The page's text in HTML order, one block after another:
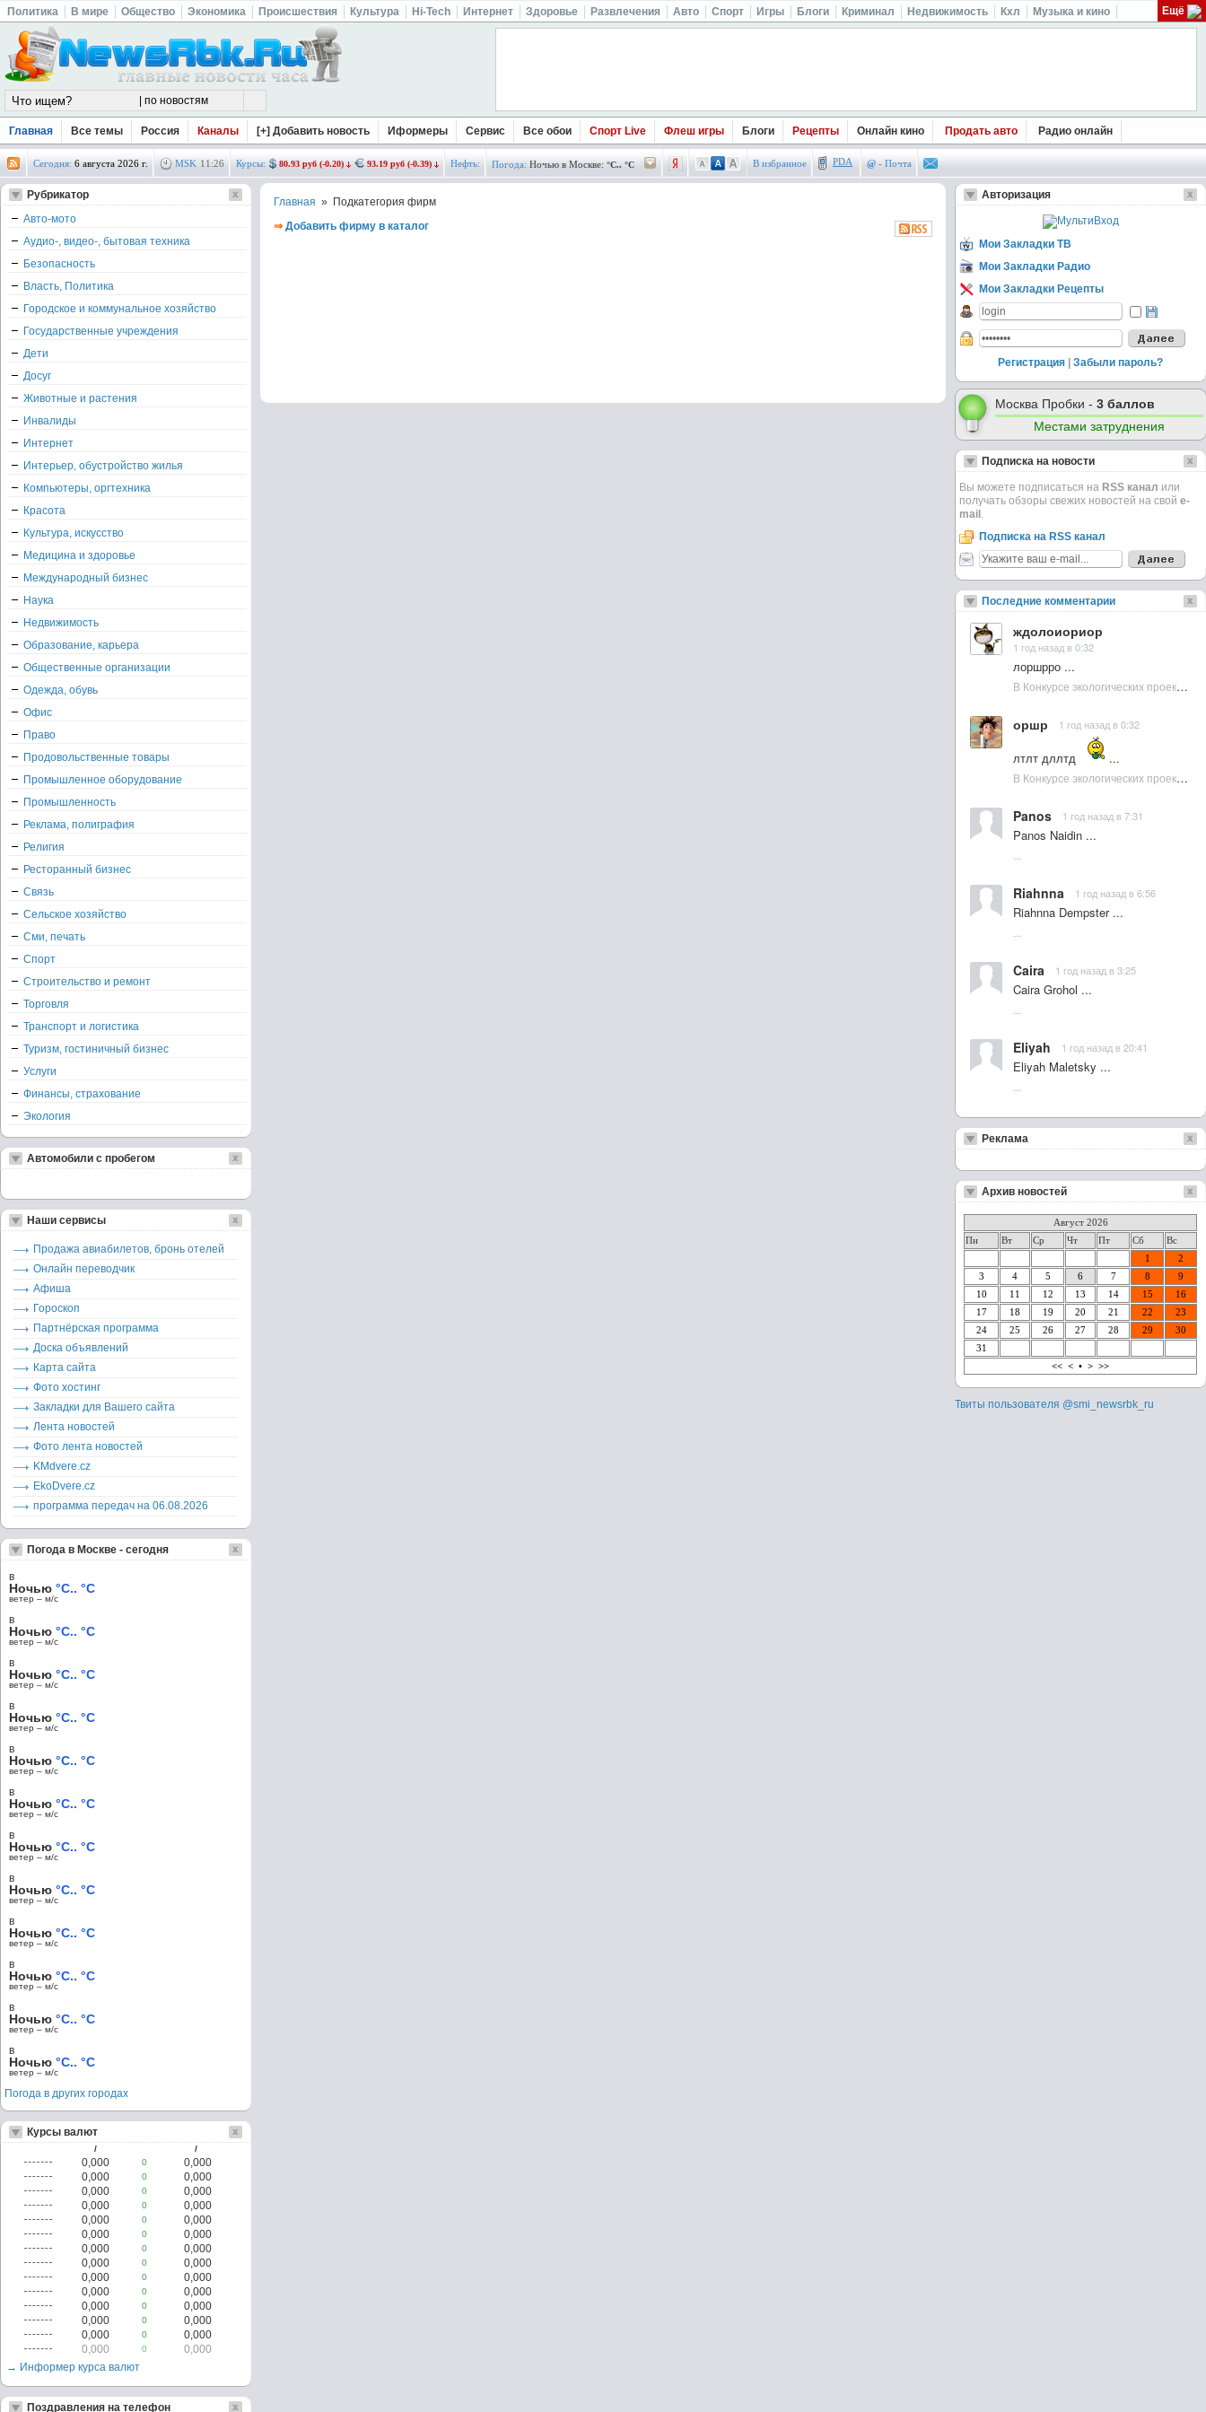
Политика В мире Общество Экономика Происшествия Культура Hi-Tech Интернет Здоровье Развлечения Авто Спорт Игры Блоги Криминал Недвижимость Кхл Музыка и кино Ещё
Главная Все темы Россия Каналы [+] Добавить новость Иформеры Сервис Все обои Спорт Live Флеш игры Блоги Рецепты Онлайн кино Продать авто Радио онлайн
Сегодня: 6 августа 2026 г. MSK 11 :26 Курсы: 80.93 руб (-0.20) 93.19 руб (-0.39) Нефть: Погода: Ночью в Москве: °C.. °C В избранное PDA @ - Почта
Главная » Подкатегория фирм
⇒ Добавить фирму в каталог
Рубрикатор
Авто-мото
Аудио-, видео-, бытовая техника
Безопасность
Власть, Политика
Городское и коммунальное хозяйство
Государственные учреждения
Дети
Досуг
Животные и растения
Инвалиды
Интернет
Интерьер, обустройство жилья
Компьютеры, оргтехника
Красота
Культура, искусство
Медицина и здоровье
Международный бизнес
Наука
Недвижимость
Образование, карьера
Общественные организации
Одежда, обувь
Офис
Право
Продовольственные товары
Промышленное оборудование
Промышленность
Реклама, полиграфия
Религия
Ресторанный бизнес
Связь
Сельское хозяйство
Сми, печать
Спорт
Строительство и ремонт
Торговля
Транспорт и логистика
Туризм, гостиничный бизнес
Услуги
Финансы, страхование
Экология
Автомобили с пробегом
Наши сервисы
Продажа авиабилетов, бронь отелей
Онлайн переводчик
Афиша
Гороскоп
Партнёрская программа
Доска объявлений
Карта сайта
Фото хостинг
Закладки для Вашего сайта
Лента новостей
Фото лента новостей
KMdvere.cz
EkoDvere.cz
программа передач на 06.08.2026
Погода в Москве - сегодня
в
Ночью °C.. °C
ветер – м/c
в
Ночью °C.. °C
ветер – м/c
в
Ночью °C.. °C
ветер – м/c
в
Ночью °C.. °C
ветер – м/c
в
Ночью °C.. °C
ветер – м/c
в
Ночью °C.. °C
ветер – м/c
в
Ночью °C.. °C
ветер – м/c
в
Ночью °C.. °C
ветер – м/c
в
Ночью °C.. °C
ветер – м/c
в
Ночью °C.. °C
ветер – м/c
в
Ночью °C.. °C
ветер – м/c
в
Ночью °C.. °C
ветер – м/c
Погода в других городах
Курсы валют
/ /
0,000 0
0,000
0,000
0
0,000
0,000
0
0,000
0,000
0
0,000
0,000
0
0,000
0,000
0
0,000
0,000
0
0,000
0,000
0
0,000
0,000
0
0,000
0,000
0
0,000
0,000
0
0,000
0,000
0
0,000
0,000
0
0,000
0,000
0
0,000
→ Информер курса валют
Поздравления на телефон
Авторизация
Мои Закладки ТВ
Мои Закладки Радио
Мои Закладки Рецепты
Регистрация Забыли пароль?
Москва Пробки - 3 баллов
Местами затруднения
Подписка на новости
Вы можете подписаться на RSS канал или
получать обзоры свежих новостей на свой e-
mail .
Подписка на RSS канал
Последние комментарии
ждолоиориор
1 год назад в 0:32
лоршрро ...
В Конкурсе экологических проектов в Подмосковье активно участвовала молодежь :: NewsRbk.ru...
оршр 1 год назад в 0:32
лтлт дллтд
...
В Конкурсе экологических проектов в Подмосковье активно участвовала молодежь :: NewsRbk.ru...
Panos 1 год назад в 7:31
Panos Naidin ...
Riahnna 1 год назад в 6:56
Riahnna Dempster ...
Caira 1 год назад в 3:25
Caira Grohol ...
Eliyah 1 год назад в 20:41
Eliyah Maletsky ...
Реклама
Архив новостей
Август 2026
Пн
Вт Ср Чт Пт Сб
Вс
1
2
3
4 5 6 7 8
9
10
11 12 13 14 15
16
17
18 19 20 21 22
23
24
25 26 27 28 29
30
31
<< < • > >>
Твиты пользователя @smi_newsrbk_ru